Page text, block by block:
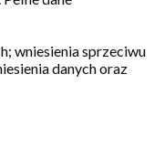
wniesienia sprzeciwu
danych oraz